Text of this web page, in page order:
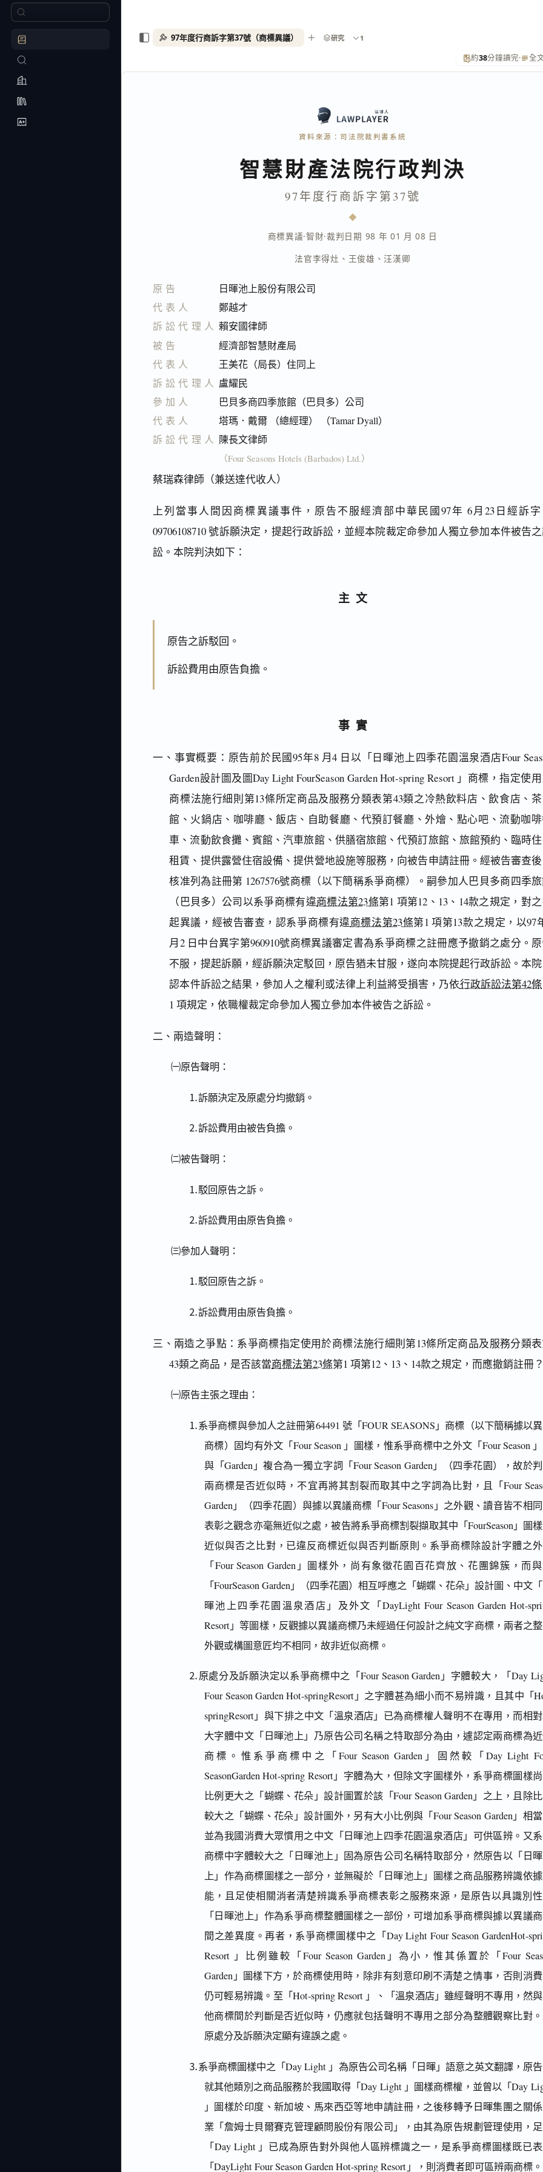
約38分鐘讀完· 全
資料來源：司法院裁判書系統
智慧財產法院行政判決
97年度行商訴字第37號
商標異議·智財·裁判日期 98 年 01 月 08 日
法官李得灶 、 王俊雄 、汪漢卿
原告
日暉池上股份有限公司
代表人
鄭越才
訴訟代理人 賴安國律師
被告
經濟部智慧財產局
代表人
王美花（局長）住同上
訴訟代理人 盧耀民
參加人
巴貝多商四季旅館（巴貝多）公司
代表人
塔瑪．戴爾 （總經理） （Tamar Dyall）
訴訟代理人 陳長文律師
（Four Seasons Hotels (Barbados) Ltd.）
蔡瑞森律師（兼送達代收人）
上列當事人間因商標異議事件，原告不服經濟部中華民國97年 6月23日經訴
09706108710 號訴願決定，提起行政訴訟，並經本院裁定命參加人獨立參加本件被告
訟。本院判決如下：
主文
原告之訴駁回。
訴訟費用由原告負擔。
事實
一、事實概要：原告前於民國95年8 月4 日以「日暉池上四季花園溫泉酒店Four
Garden設計圖及圖Day Light FourSeason Garden Hot-spring Resort 」商標，指定使
商標法施行細則第13條所定商品及服務分類表第43類之冷熱飲料店、飲食店、
館、火鍋店、咖啡廳、飯店、自助餐廳、代預訂餐廳、外燴、點心吧、流動咖
車、流動飲食攤、賓館、汽車旅館、供膳宿旅館、代預訂旅館、旅館預約、臨時
租賃、提供露營住宿設備、提供營地設施等服務，向被告申請註冊。經被告審查
核准列為註冊第 1267576號商標（以下簡稱系爭商標）。嗣參加人巴貝多商四季
（巴貝多）公司以系爭商標有違商標法第23條第1 項第12、13、14款之規定，對
起異議，經被告審查，認系爭商標有違商標法第23條第1 項第13款之規定，以97
月2 日中台異字第960910號商標異議審定書為系爭商標之註冊應予撤銷之處分。
不服，提起訴願，經訴願決定駁回，原告猶未甘服，遂向本院提起行政訴訟。本
認本件訴訟之結果，參加人之權利或法律上利益將受損害，乃依行政訴訟法第42條
1 項規定，依職權裁定命參加人獨立參加本件被告之訴訟。
二、兩造聲明：
㈠原告聲明：
⒈訴願決定及原處分均撤銷。
⒉訴訟費用由被告負擔。
㈡被告聲明：
⒈駁回原告之訴。
⒉訴訟費用由原告負擔。
㈢參加人聲明：
⒈駁回原告之訴。
⒉訴訟費用由原告負擔。
三、兩造之爭點：系爭商標指定使用於商標法施行細則第13條所定商品及服務分類
43類之商品，是否該當商標法第23條第1 項第12、13、14款之規定，而應撤銷註冊
㈠原告主張之理由：
⒈系爭商標與參加人之註冊第64491 號「FOUR SEASONS」商標（以下簡稱據以
商標）固均有外文「Four Season 」圖樣，惟系爭商標中之外文「Four Season
與「Garden」複合為一獨立字詞「Four Season Garden」（四季花園），故於
兩商標是否近似時，不宜再將其割裂而取其中之字詞為比對，且「Four
Garden」（四季花園）與據以異議商標「Four Seasons」之外觀、讀音皆不相
表彰之觀念亦毫無近似之處，被告將系爭商標割裂擷取其中「FourSeason」圖
近似與否之比對，已違反商標近似與否判斷原則。系爭商標除設計字體之
「Four Season Garden」圖樣外，尚有象徵花園百花齊放、花團錦簇，而
「FourSeason Garden」（四季花園）相互呼應之「蝴蝶、花朵」設計圖、中文
暉池上四季花園溫泉酒店」及外文「DayLight Four Season Garden Hot-
Resort」等圖樣，反觀據以異議商標乃未經過任何設計之純文字商標，兩者之
外觀或構圖意匠均不相同，故非近似商標。
⒉原處分及訴願決定以系爭商標中之「Four Season Garden」字體較大，「Day
Four Season Garden Hot-springResort」之字體甚為細小而不易辨識，且其中「
springResort」與下排之中文「溫泉酒店」已為商標權人聲明不在專用，而相
大字體中文「日暉池上」乃原告公司名稱之特取部分為由，遽認定兩商標為
商標。惟系爭商標中之「Four Season Garden」固然較「Day Light
SeasonGarden Hot-spring Resort」字體為大，但除文字圖樣外，系爭商標圖樣
比例更大之「蝴蝶、花朵」設計圖置於該「Four Season Garden」之上，且除
較大之「蝴蝶、花朵」設計圖外，另有大小比例與「Four Season Garden」相
並為我國消費大眾慣用之中文「日暉池上四季花園溫泉酒店」可供區辨。又
商標中字體較大之「日暉池上」固為原告公司名稱特取部分，然原告以「日
上」作為商標圖樣之一部分，並無礙於「日暉池上」圖樣之商品服務辨識依
能，且足使相關消者清楚辨識系爭商標表彰之服務來源，是原告以具識別
「日暉池上」作為系爭商標整體圖樣之一部份，可增加系爭商標與據以異議
間之差異度。再者，系爭商標圖樣中之「Day Light Four Season GardenHot-
Resort 」比例雖較「Four Season Garden」為小，惟其係置於「Four
Garden」圖樣下方，於商標使用時，除非有刻意印刷不清楚之情事，否則消
仍可輕易辨識。至「Hot-spring Resort 」、「溫泉酒店」雖經聲明不專用，然
他商標間於判斷是否近似時，仍應就包括聲明不專用之部分為整體觀察比對
原處分及訴願決定顯有違誤之處。
⒊系爭商標圖樣中之「Day Light 」為原告公司名稱「日暉」語意之英文翻譯，原
就其他類別之商品服務於我國取得「Day Light 」圖樣商標權，並曾以「Day
」圖樣於印度、新加坡、馬來西亞等地申請註冊，之後移轉予日暉集團之關
業「詹姆士貝爾賽克管理顧問股份有限公司」，由其為原告規劃管理使用，
「Day Light 」已成為原告對外與他人區辨標識之一，是系爭商標圖樣既已
「DayLight Four Season Garden Hot-spring Resort」，則消費者即可區辨兩商標
97年度行商訴字第37號（商標異議） 研究 1